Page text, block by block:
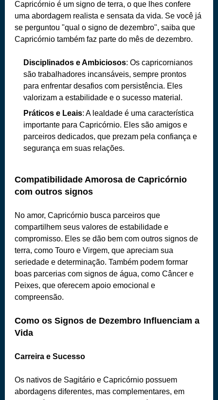
Capricórnio é um signo de terra, o que lhes confere
uma abordagem realista e sensata da vida. Se você já
se perguntou "qual o signo de dezembro", saiba que
Capricórnio também faz parte do mês de dezembro.
Disciplinados e Ambiciosos: Os capricornianos
são trabalhadores incansáveis, sempre prontos
para enfrentar desafios com persistência. Eles
valorizam a estabilidade e o sucesso material.
Práticos e Leais: A lealdade é uma característica
importante para Capricórnio. Eles são amigos e
parceiros dedicados, que prezam pela confiança e
segurança em suas relações.
Compatibilidade Amorosa de Capricórnio
com outros signos
No amor, Capricórnio busca parceiros que
compartilhem seus valores de estabilidade e
compromisso. Eles se dão bem com outros signos de
terra, como Touro e Virgem, que apreciam sua
seriedade e determinação. Também podem formar
boas parcerias com signos de água, como Câncer e
Peixes, que oferecem apoio emocional e
compreensão.
Como os Signos de Dezembro Influenciam a
Vida
Carreira e Sucesso
Os nativos de Sagitário e Capricórnio possuem
abordagens diferentes, mas complementares, em